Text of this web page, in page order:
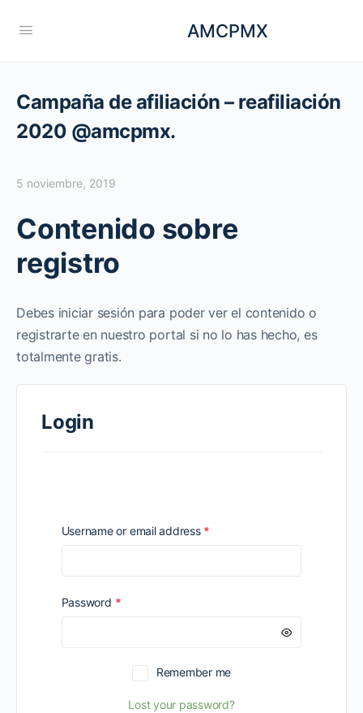
AMCPMX
Campaña de afiliación – reafiliación
2020 @amcpmx.
5 noviembre, 2019
Contenido sobre
registro
Debes iniciar sesión para poder ver el contenido o
registrarte en nuestro portal si no lo has hecho, es
totalmente gratis.
Login
Username or email address *
Password *Required
Remember me
Lost your password?